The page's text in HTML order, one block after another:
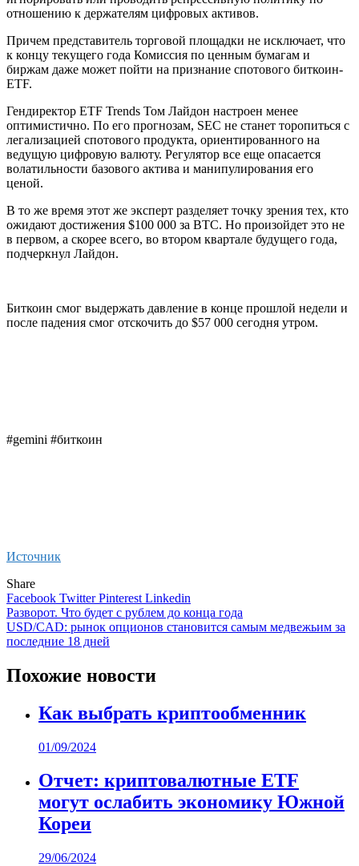
отношению к держателям цифровых активов.
Причем представитель торговой площадки не исключает, что
к концу текущего года Комиссия по ценным бумагам и
биржам даже может пойти на признание спотового биткоин-
ETF.
Гендиректор ETF Trends Том Лайдон настроен менее
оптимистично. По его прогнозам, SEC не станет торопиться с
легализацией спотового продукта, ориентированного на
ведущую цифровую валюту. Регулятор все еще опасается
волатильности базового актива и манипулирования его
ценой.
В то же время этот же эксперт разделяет точку зрения тех, кто
ожидают достижения $100 000 за BTC. Но произойдет это не
в первом, а скорее всего, во втором квартале будущего года,
подчеркнул Лайдон.
Биткоин смог выдержать давление в конце прошлой недели и
после падения смог отскочить до $57 000 сегодня утром.
#gemini #биткоин
Источник
Share
Facebook TwitterPinterest Linkedin
Навигация
по
Разворот. Что будет с рублем до конца года
USD/CAD: рынок опционов становится самым медвежьим за
последние 18 дней
Похожие новости
Как выбрать криптообменник
01/09/2024
Отчет: криптовалютные ETF
могут ослабить экономику Южной
Кореи
29/06/2024